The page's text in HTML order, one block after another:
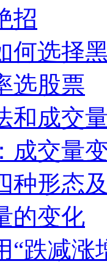
招
何选择
选股票
和成交
成交量
种形态
的变化
“跌减涨